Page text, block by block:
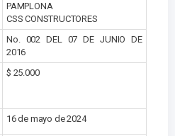
PAMPLONA
CSS CONSTRUCTORES
No. 002 DEL 07 DE JUNIO DE
2016
$ 25.000
16 de mayo de 2024